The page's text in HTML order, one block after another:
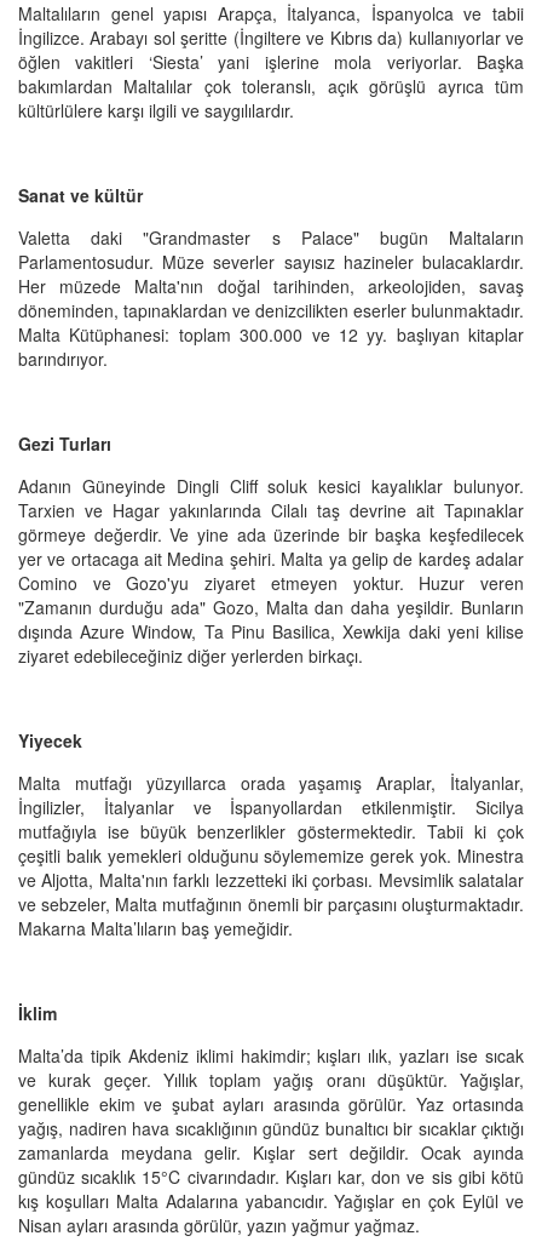
Maltalıların genel yapısı Arapça, İtalyanca, İspanyolca ve tabii
İngilizce. Arabayı sol şeritte (İngiltere ve Kıbrıs da) kullanıyorlar ve
öğlen vakitleri ‘Siesta’ yani işlerine mola veriyorlar. Başka
bakımlardan Maltalılar çok toleranslı, açık görüşlü ayrıca tüm
kültürlülere karşı ilgili ve saygılılardır.
Sanat ve kültür
Valetta daki "Grandmaster s Palace" bugün Maltaların
Parlamentosudur. Müze severler sayısız hazineler bulacaklardır.
Her müzede Malta'nın doğal tarihinden, arkeolojiden, savaş
döneminden, tapınaklardan ve denizcilikten eserler bulunmaktadır.
Malta Kütüphanesi: toplam 300.000 ve 12 yy. başlıyan kitaplar
barındırıyor.
Gezi Turları
Adanın Güneyinde Dingli Cliff soluk kesici kayalıklar bulunyor.
Tarxien ve Hagar yakınlarında Cilalı taş devrine ait Tapınaklar
görmeye değerdir. Ve yine ada üzerinde bir başka keşfedilecek
yer ve ortacaga ait Medina şehiri. Malta ya gelip de kardeş adalar
Comino ve Gozo'yu ziyaret etmeyen yoktur. Huzur veren
"Zamanın durduğu ada" Gozo, Malta dan daha yeşildir. Bunların
dışında Azure Window, Ta Pinu Basilica, Xewkija daki yeni kilise
ziyaret edebileceğiniz diğer yerlerden birkaçı.
Yiyecek
Malta mutfağı yüzyıllarca orada yaşamış Araplar, İtalyanlar,
İngilizler, İtalyanlar ve İspanyollardan etkilenmiştir. Sicilya
mutfağıyla ise büyük benzerlikler göstermektedir. Tabii ki çok
çeşitli balık yemekleri olduğunu söylememize gerek yok. Minestra
ve Aljotta, Malta'nın farklı lezzetteki iki çorbası. Mevsimlik salatalar
ve sebzeler, Malta mutfağının önemli bir parçasını oluşturmaktadır.
Makarna Malta’lıların baş yemeğidir.
İklim
Malta’da tipik Akdeniz iklimi hakimdir; kışları ılık, yazları ise sıcak
ve kurak geçer. Yıllık toplam yağış oranı düşüktür. Yağışlar,
genellikle ekim ve şubat ayları arasında görülür. Yaz ortasında
yağış, nadiren hava sıcaklığının gündüz bunaltıcı bir sıcaklar çıktığı
zamanlarda meydana gelir. Kışlar sert değildir. Ocak ayında
gündüz sıcaklık 15°C civarındadır. Kışları kar, don ve sis gibi kötü
kış koşulları Malta Adalarına yabancıdır. Yağışlar en çok Eylül ve
Nisan ayları arasında görülür, yazın yağmur yağmaz.